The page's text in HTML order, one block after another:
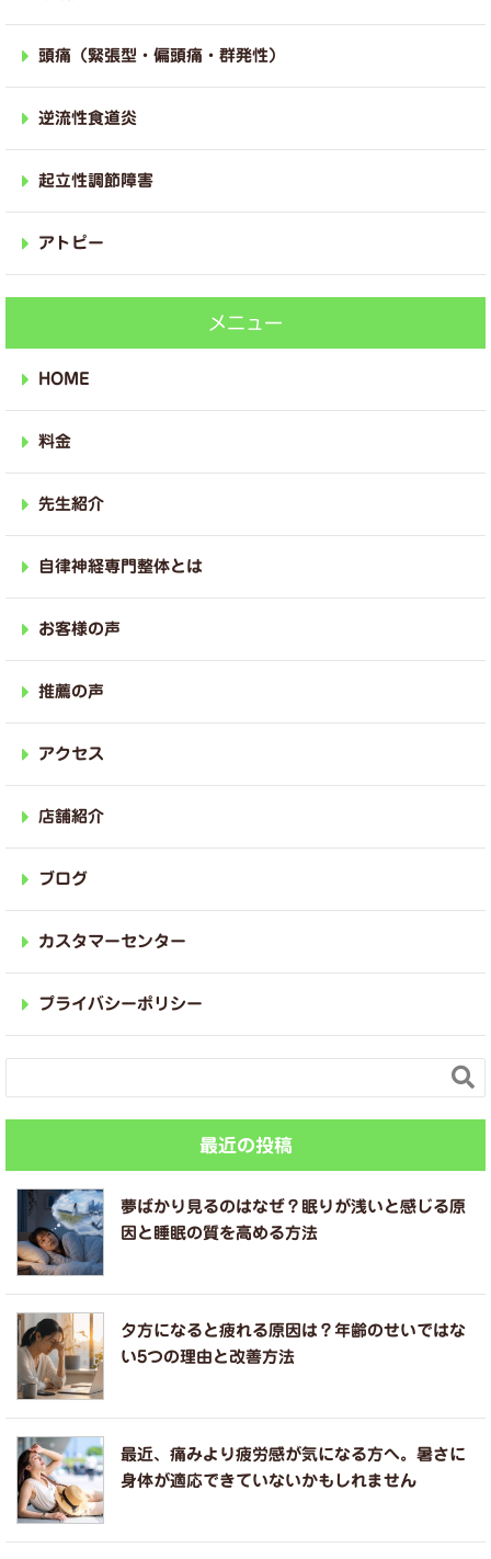
頭痛（緊張型・偏頭痛・群発性）
逆流性食道炎
起立性調節障害
アトピー
メニュー
HOME
料金
先生紹介
自律神経専門整体とは
お客様の声
推薦の声
アクセス
店舗紹介
ブログ
カスタマーセンター
プライバシーポリシー

最近の投稿
夢ばかり見るのはなぜ？眠りが浅いと感じる原
因と睡眠の質を高める方法
夕方になると疲れる原因は？年齢のせいではな
い5つの理由と改善方法
最近、痛みより疲労感が気になる方へ。暑さに
身体が適応できていないかもしれません